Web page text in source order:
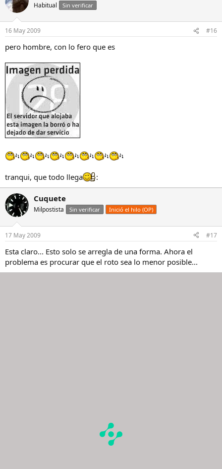
Habitual Sin verificar
16 May 2009 #16
pero hombre, con lo fero que es
tranqui, que todo llega :
Cuquete
Milpostista Sin verificar Inició el hilo (OP)
17 May 2009 #17
Esta claro... Esto solo se arregla de una forma. Ahora el
problema es procurar que el roto sea lo menor posible...